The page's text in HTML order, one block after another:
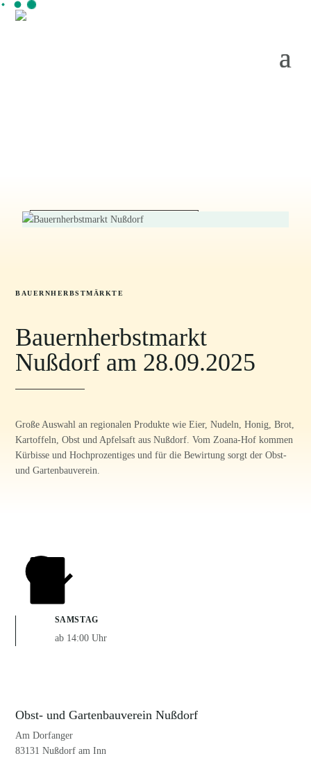
BAUERNHERBSTMÄRKTE
Bauernherbstmarkt
Nußdorf am 28.09.2025
Große Auswahl an regionalen Produkte wie Eier, Nudeln, Honig, Brot,
Kartoffeln, Obst und Apfelsaft aus Nußdorf. Vom Zoana-Hof kommen
Kürbisse und Hochprozentiges und für die Bewirtung sorgt der Obst-
und Gartenbauverein.
SAMSTAG
ab 14:00 Uhr
Obst- und Gartenbauverein Nußdorf
Am Dorfanger
83131 Nußdorf am Inn